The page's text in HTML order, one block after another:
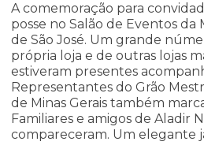
A comemoração para
posse no Salão de Eventos da
de São José. Um grande
própria loja e de outras lojas
estiveram presentes
Representantes do Grão
de Minas Gerais também
Familiares e amigos de Aladir
compareceram. Um elegante